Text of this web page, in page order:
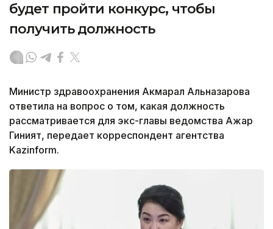
будет пройти конкурс, чтобы
получить должность
Министр здравоохранения Акмарал Альназарова
ответила на вопрос о том, какая должность
рассматривается для экс-главы ведомства Ажар
Гиният, передает корреспондент агентства
Kazinform.